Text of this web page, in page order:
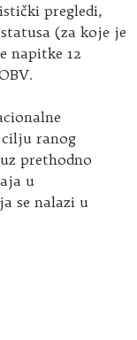
pregledi,
(za koje je
napitke 12
cilju ranog
prethodno
u
se nalazi u